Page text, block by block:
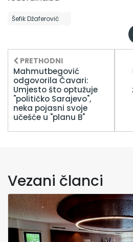
Šefik Džaferović
PRETHODNI
Mahmutbegović
odgovorila Čavari:
Umjesto što optužuje
"političko Sarajevo",
neka pojasni svoje
učešće u "planu B"
Vezani članci